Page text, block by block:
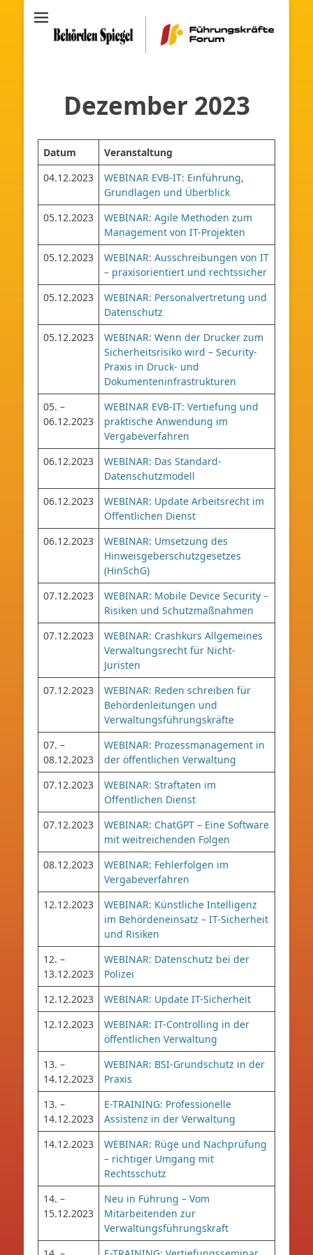
Archiv
Führungskräfte
Dezember 2023
Datum
Veranstaltung
04.12.2023
WEBINAR EVB-IT: Einführung,
Grundlagen und Überblick
05.12.2023
WEBINAR: Agile Methoden zum
Management von IT-Projekten
05.12.2023
WEBINAR: Ausschreibungen von IT
– praxisorientiert und rechtssicher
05.12.2023
WEBINAR: Personalvertretung und
Datenschutz
05.12.2023
WEBINAR: Wenn der Drucker zum
Sicherheitsrisiko wird – Security-
Praxis in Druck- und
Dokumenteninfrastrukturen
05. –
06.12.2023
WEBINAR EVB-IT: Vertiefung und
praktische Anwendung im
Vergabeverfahren
06.12.2023
WEBINAR: Das Standard-
Datenschutzmodell
06.12.2023
WEBINAR: Update Arbeitsrecht im
Öffentlichen Dienst
06.12.2023
WEBINAR: Umsetzung des
Hinweisgeberschutzgesetzes
(HinSchG)
07.12.2023
WEBINAR: Mobile Device Security –
Risiken und Schutzmaßnahmen
07.12.2023
WEBINAR: Crashkurs Allgemeines
Verwaltungsrecht für Nicht-
Juristen
07.12.2023
WEBINAR: Reden schreiben für
Behördenleitungen und
Verwaltungsführungskräfte
07. –
08.12.2023
WEBINAR: Prozessmanagement in
der öffentlichen Verwaltung
07.12.2023
WEBINAR: Straftaten im
Öffentlichen Dienst
07.12.2023
WEBINAR: ChatGPT – Eine Software
mit weitreichenden Folgen
08.12.2023
WEBINAR: Fehlerfolgen im
Vergabeverfahren
12.12.2023
WEBINAR: Künstliche Intelligenz
im Behördeneinsatz – IT-Sicherheit
und Risiken
12. –
13.12.2023
WEBINAR: Datenschutz bei der
Polizei
12.12.2023
WEBINAR: Update IT-Sicherheit
12.12.2023
WEBINAR: IT-Controlling in der
öffentlichen Verwaltung
13. –
14.12.2023
WEBINAR: BSI-Grundschutz in der
Praxis
13. –
14.12.2023
E-TRAINING: Professionelle
Assistenz in der Verwaltung
14.12.2023
WEBINAR: Rüge und Nachprüfung
– richtiger Umgang mit
Rechtsschutz
14. –
15.12.2023
Neu in Führung – Vom
Mitarbeitenden zur
Verwaltungsführungskraft